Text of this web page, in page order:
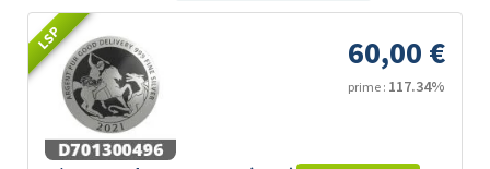
LSP 60,00 €
prime : 117.34%